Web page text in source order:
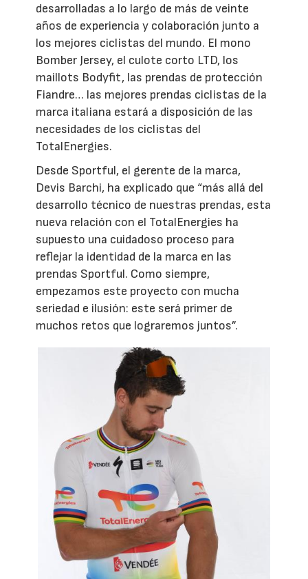
desarrolladas a lo largo de más de veinte
años de experiencia y colaboración junto a
los mejores ciclistas del mundo. El mono
Bomber Jersey, el culote corto LTD, los
maillots Bodyfit, las prendas de protección
Fiandre… las mejores prendas ciclistas de la
marca italiana estará a disposición de las
necesidades de los ciclistas del
TotalEnergies.
Desde Sportful, el gerente de la marca,
Devis Barchi, ha explicado que “más allá del
desarrollo técnico de nuestras prendas, esta
nueva relación con el TotalEnergies ha
supuesto una cuidadoso proceso para
reflejar la identidad de la marca en las
prendas Sportful. Como siempre,
empezamos este proyecto con mucha
seriedad e ilusión: este será primer de
muchos retos que lograremos juntos”.